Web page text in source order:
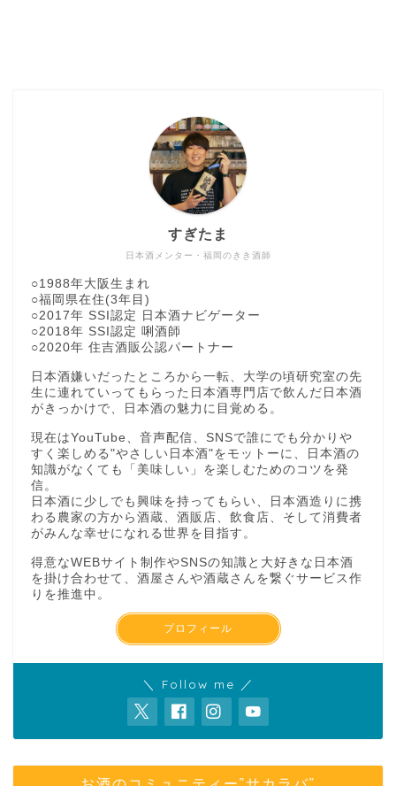
日本酒メンター・福岡のきき酒師
すぎたま
○1988年大阪生まれ
○福岡県在住(3年目)
○2017年 SSI認定 日本酒ナビゲーター
○2018年 SSI認定 唎酒師
○2020年 住吉酒販公認パートナー
日本酒嫌いだったところから一転、大学の頃研究室の先
生に連れていってもらった日本酒専門店で飲んだ日本酒
がきっかけで、日本酒の魅力に目覚める。
現在はYouTube、音声配信、SNSで誰にでも分かりや
すく楽しめる"やさしい日本酒"をモットーに、日本酒の
知識がなくても「美味しい」を楽しむためのコツを発
信。
日本酒に少しでも興味を持ってもらい、日本酒造りに携
わる農家の方から酒蔵、酒販店、飲食店、そして消費者
がみんな幸せになれる世界を目指す。
得意なWEBサイト制作やSNSの知識と大好きな日本酒
を掛け合わせて、酒屋さんや酒蔵さんを繋ぐサービス作
りを推進中。
プロフィール
＼ Follow me ／